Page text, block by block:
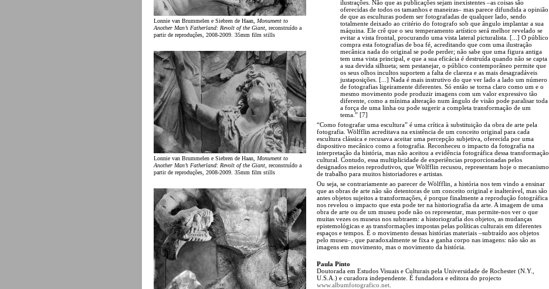
Lonnie van Brummelen e Siebren de Haan, Monument to
Another Man’s Fatherland: Revolt of the Giant , reconstruído a
partir de reproduções, 2008-2009. 35mm film stills
Lonnie van Brummelen e Siebren de Haan, Monument to
Another Man’s Fatherland: Revolt of the Giant, reconstruído a
partir de reproduções, 2008-2009. 35mm film stills
ilustrações. Não que as publicações sejam inexistentes –as coisas são
oferecidas de todos os tamanhos e maneiras– mas parece difundida a opinião
de que as esculturas podem ser fotografadas de qualquer lado, sendo
totalmente deixado ao critério do fotografo sob que ângulo implantar a sua
máquina. Ele crê que o seu temperamento artístico será melhor revelado se
evitar a vista frontal, procurando uma vista lateral picturalista. [...] O público
compra esta fotografias de boa fé, acreditando que com uma ilustração
mecânica nada do original se pode perder; não sabe que uma figura antiga
tem uma vista principal, e que a sua eficácia é destruída quando não se capta
a sua devida silhueta; sem pestanejar, o público contemporâneo permite que
os seus olhos incultos suportem a falta de clareza e as mais desagradáveis
justaposições. [...] Nada é mais instrutivo do que ver lado a lado um número
de fotografias ligeiramente diferentes. Só então se torna claro como um e o
mesmo movimento pode produzir imagens com um valor expressivo tão
diferente, como a mínima alteração num ângulo de visão pode paralisar toda
a força de uma linha ou pode sugerir a completa transformação de um
tema.” [7]
“Como fotografar uma escultura” é uma crítica à substituição da obra de arte pela
fotografia. Wölfflin acreditava na existência de um conceito original para cada
escultura clássica e recusava aceitar uma percepção subjetiva, oferecida por uma
dispositivo mecânico como a fotografia. Reconheceu o impacto da fotografia na
interpretação da história, mas não aceitou a evidência fotográfica dessa transformação
cultural. Contudo, essa multiplicidade de experiências proporcionadas pelos
designados meios reprodutivos, que Wölfflin recusou, representam hoje o mecanismo
de trabalho para muitos historiadores e artistas.
Ou seja, se contrariamente ao parecer de Wölfflin, a história nos tem vindo a ensinar
que as obras de arte não são detentoras de um conceito original e inalterável, mas são
antes objetos sujeitos a transformações, é porque finalmente a reprodução fotográfica
nos revelou o impacto que esta pode ter na historiografia da arte. A imagem de uma
obra de arte ou de um museu pode não os representar, mas permite-nos ver o que
muitas vezes os museus nos subtraem: a historiografia dos objetos, as mudanças
epistemológicas e as transformações impostas pelas políticas culturais em diferentes
espaços e tempos. É o movimento dessas histórias materiais –subtraído aos objetos
pelo museu–, que paradoxalmente se fixa e ganha corpo nas imagens: não são as
imagens em movimento, mas o movimento da história.
Paula Pinto
Doutorada em Estudos Visuais e Culturais pela Universidade de Rochester (N.Y.,
U.S.A.) e curadora independente. É fundadora e editora do projecto
www.albumfotografico.net